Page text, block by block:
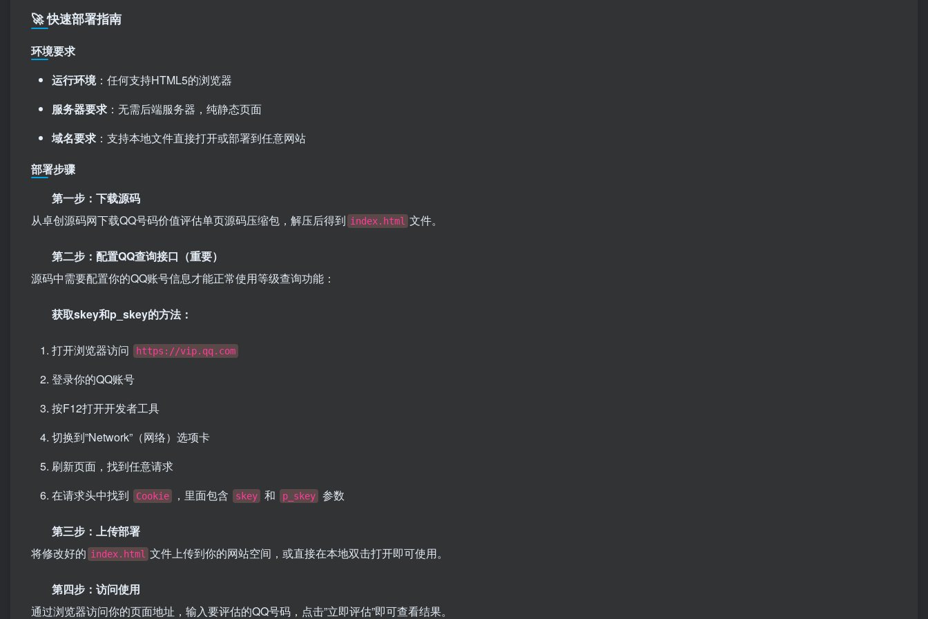
🚀 快速部署指南
环境要求
运行环境：任何支持HTML5的浏览器
服务器要求 ：无需后端服务器，纯静态页面
域名要求 ：支持本地文件直接打开或部署到任意网站
部署步骤
第一步：下载源码
从卓创源码网下载QQ号码价值评估单页源码压缩包，解压后得到 index.html 文件。
第二步：配置QQ查询接口（重要）
源码中需要配置你的QQ账号信息才能正常使用等级查询功能：
获取skey和p_skey的方法：
打开浏览器访问 https://vip.qq.com
登录你的QQ账号
按F12打开开发者工具
切换到”Network”（网络）选项卡
刷新页面，找到任意请求
在请求头中找到
Cookie ，里面包含 skey 和 p_skey 参数
第三步：上传部署
将修改好的 index.html 文件上传到你的网站空间，或直接在本地双击打开即可使用。
第四步：访问使用
通过浏览器访问你的页面地址，输入要评估的QQ号码，点击”立即评估”即可查看结果。